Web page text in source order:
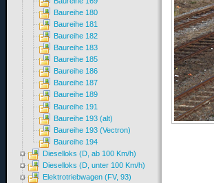
Baureihe 180
Baureihe 181
Baureihe 182
Baureihe 183
Baureihe 185
Baureihe 186
Baureihe 187
Baureihe 189
Baureihe 191
Baureihe 193 (alt)
Baureihe 193 (Vectron)
Baureihe 194
Dieselloks (D, ab 100 Km/h)
Dieselloks (D, unter 100 Km/h)
Elektrotriebwagen (FV, 93)